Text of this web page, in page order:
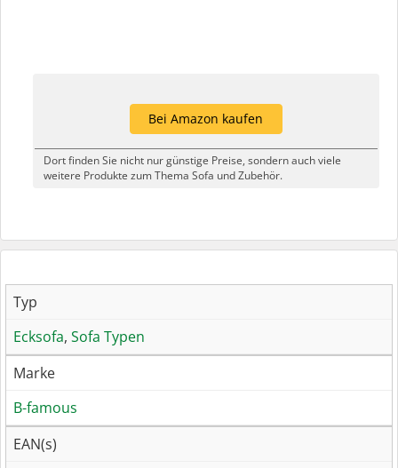
Bei Amazon kaufen
Dort finden Sie nicht nur günstige Preise, sondern auch viele
weitere Produkte zum Thema Sofa und Zubehör.
Typ
Ecksofa, Sofa Typen
Marke
B-famous
EAN(s)